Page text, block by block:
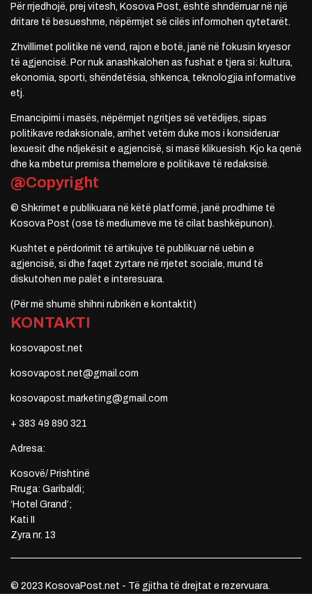
Për rrjedhojë, prej vitesh, Kosova Post, është shndërruar në një
dritare të besueshme, nëpërmjet së cilës informohen qytetarët.
Zhvillimet politike në vend, rajon e botë, janë në fokusin kryesor
të agjencisë. Por nuk anashkalohen as fushat e tjera si: kultura,
ekonomia, sporti, shëndetësia, shkenca, teknologjia informative
etj.
Emancipimi i masës, nëpërmjet ngritjes së vetëdijes, sipas
politikave redaksionale, arrihet vetëm duke mos i konsideruar
lexuesit dhe ndjekësit e agjencisë, si masë klikuesish. Kjo ka qenë
dhe ka mbetur premisa themelore e politikave të redaksisë.
@Copyright
© Shkrimet e publikuara në këtë platformë, janë prodhime të
Kosova Post (ose të mediumeve me të cilat bashkëpunon).
Kushtet e përdorimit të artikujve të publikuar në uebin e
agjencisë, si dhe faqet zyrtare në rrjetet sociale, mund të
diskutohen me palët e interesuara.
(Për më shumë shihni rubrikën e kontaktit)
KONTAKTI
kosovapost.net
kosovapost.net@gmail.com
kosovapost.marketing@gmail.com
+ 383 49 890 321
Adresa:
Kosovë/ Prishtinë
Rruga: Garibaldi;
‘Hotel Grand’;
Kati II
Zyra nr. 13
© 2023 KosovaPost.net - Të gjitha të drejtat e rezervuara.